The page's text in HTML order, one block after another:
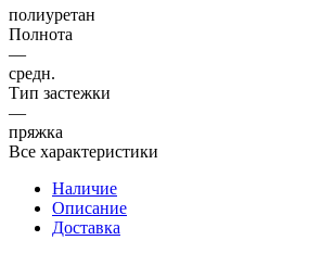
полиуретан
Полнота
—
средн.
Тип застежки
—
пряжка
Все характеристики
Наличие
Описание
Доставка